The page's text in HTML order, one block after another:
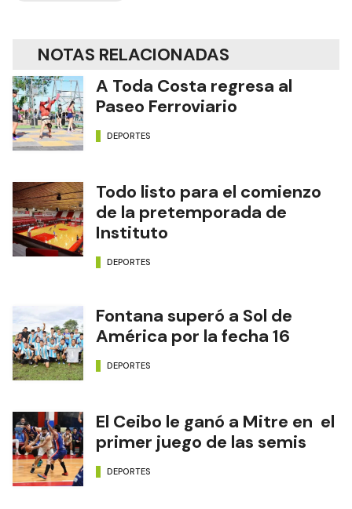
NOTAS RELACIONADAS
A Toda Costa regresa al
Paseo Ferroviario
DEPORTES
Todo listo para el comienzo
de la pretemporada de
Instituto
DEPORTES
Fontana superó a Sol de
América por la fecha 16
DEPORTES
El Ceibo le ganó a Mitre en el
primer juego de las semis
DEPORTES